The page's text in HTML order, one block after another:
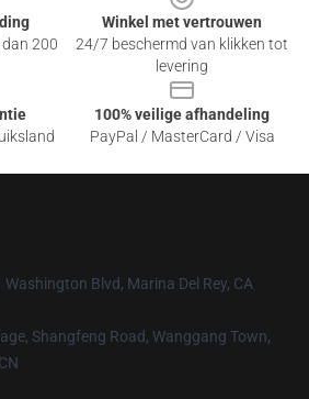
200
Winkel met vertrouwen
24/7 beschermd van klikken tot
levering
100% veilige afhandeling
PayPal / MasterCard / Visa
Washington Blvd, Marina Del Rey, CA
Shangfeng Road, Wanggang Town,